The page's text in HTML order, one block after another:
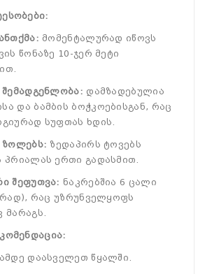
მომენტალურად იწოვს
წონაზე 10-ჯერ მეტი
შემადგენლობა: დამზადებულია
და ბამბის ბოჭკოებისგან, რაც
სუფთას ხდის.
ზოლებს: ზედაპირს ტოვებს
პრიალას ერთი გადასმით.
შეფუთვა: ნაკრებშია 6 ცალი
რაც უზრუნველყოფს
მარაგს.
დაასველეთ წყალში.